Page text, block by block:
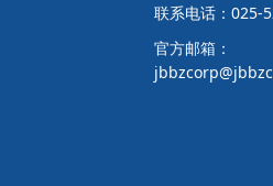
联系电话：025-
官方邮箱：